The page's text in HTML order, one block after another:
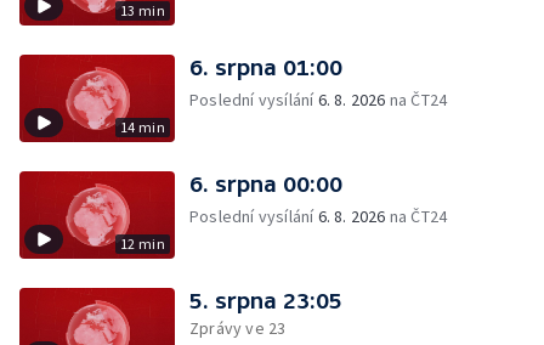
13 min
14 min
6. srpna 01:00
Poslední vysílání6. 8. 2026 na ČT24
12 min
6. srpna 00:00
Poslední vysílání6. 8. 2026 na ČT24
5. srpna 23:05
Zprávy ve 23